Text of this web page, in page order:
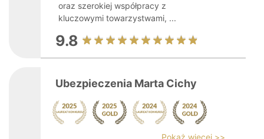
oraz szerokiej współpracy z
kluczowymi towarzystwami, ...
9.8
Ubezpieczenia Marta Cichy
Pokaż więcej >>